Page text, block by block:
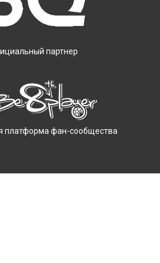
партнер
платформа фан-сообщества